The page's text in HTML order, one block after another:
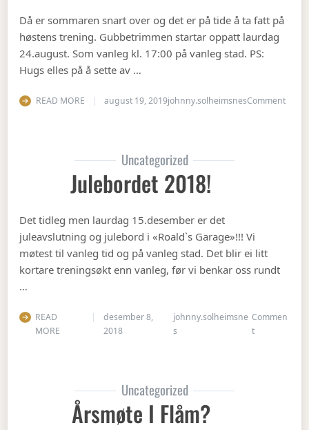
Då er sommaren snart over og det er på tide å ta fatt på
høstens trening. Gubbetrimmen startar oppatt laurdag
24.august. Som vanleg kl. 17:00 på vanleg stad. PS:
Hugs elles på å sette av …
READ MORE august 19, 2019johnny.solheimsnesCommenton
Uncategorized
Julebordet 2018!
Det tidleg men laurdag 15.desember er det
juleavslutning og julebord i «Roald`s Garage»!!! Vi
møtest til vanleg tid og på vanleg stad. Det blir ei litt
kortare treningsøkt enn vanleg, før vi benkar oss rundt
…
READ
MORE
desember 8,
2018
johnny.solheimsne
s
Commen
ton Julebordet
Uncategorized
Årsmøte I Flåm?